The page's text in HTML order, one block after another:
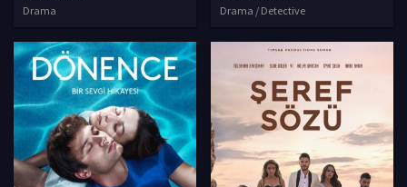
Drama Drama / Detective